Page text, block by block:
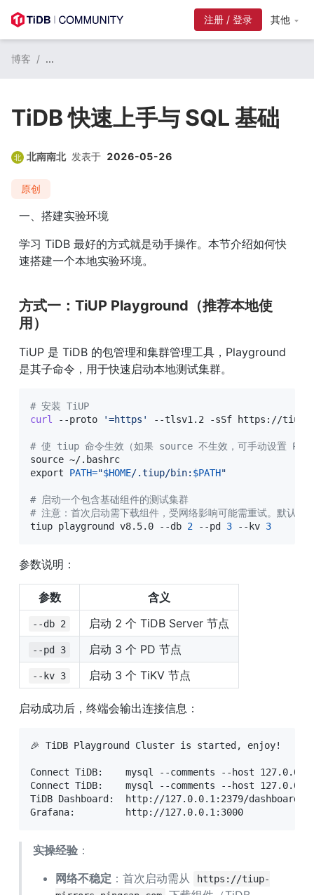
注册 / 登录 其他
博客 / ...
TiDB 快速上手与 SQL 基础
北南南北发表于 2026-05-26
原创
一、搭建实验环境
学习 TiDB 最好的方式就是动手操作。本节介绍如何快
速搭建一个本地实验环境。
方式一：TiUP Playground（推荐本地使
用）
TiUP 是 TiDB 的包管理和集群管理工具，Playground
是其子命令，用于快速启动本地测试集群。
# 安装 TiUP
curl
--proto '=https' --tlsv1.2 -sSf https://tiup-
# 使 tiup 命令生效（如果 source 不生效，可手动设置
source
export
PATH="$HOME/.tiup/bin: $PATH"
# 启动一个包含基础组件的测试集群
# 注意：首次启动需下载组件，受网络影响可能需重试。
tiup playground v8.5.0 --db 2 --pd 3 --kv 3
参数说明：
参数 含义
--db 2 启动 2 个 TiDB Server 节点
--pd 3 启动 3 个 PD 节点
--kv 3 启动 3 个 TiKV 节点
启动成功后，终端会输出连接信息：
🎉 TiDB Playground Cluster is started, enjoy!
Connect TiDB:    mysql --comments --host
Connect TiDB:    mysql --comments --host
TiDB Dashboard:  http://127.0.0.1:2379/dashboard
Grafana:         http://127.0.0.1:3000
实操经验 ：
网络不稳定 ：首次启动需从
https://tiup-